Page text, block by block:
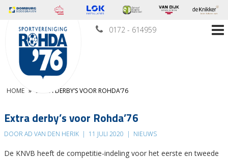
0172 - 614959
HOME » EXTRA DERBY’S VOOR ROHDA’76
Extra derby’s voor Rohda’76
DOOR AD VAN DEN HERIK | 11 JULI 2020 | NIEUWS
De KNVB heeft de competitie-indeling voor het eerste en tweede